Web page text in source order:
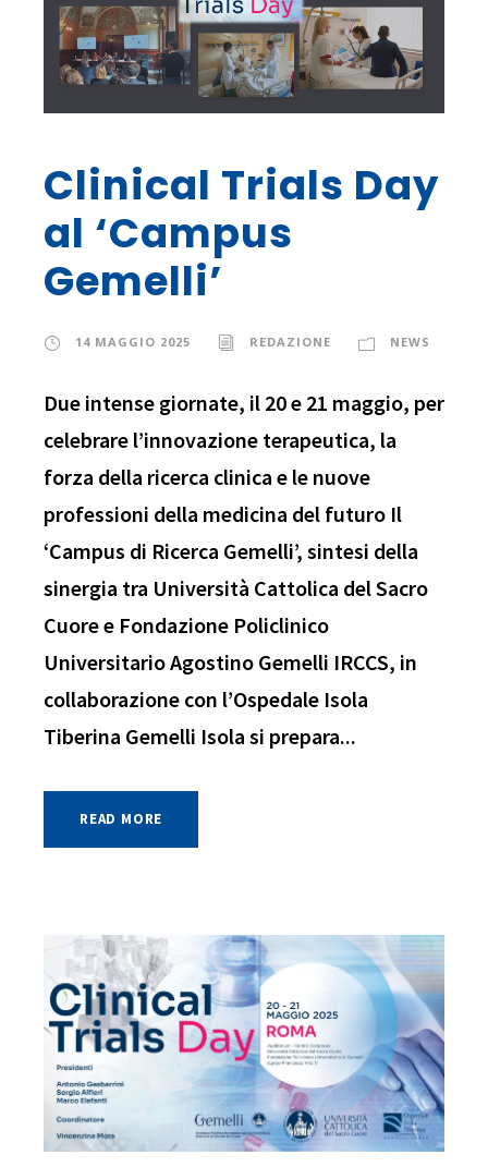
Clinical Trials Day
al ‘Campus
Gemelli’
14 MAGGIO 2025 REDAZIONE NEWS
Due intense giornate, il 20 e 21 maggio, per
celebrare l’innovazione terapeutica, la
forza della ricerca clinica e le nuove
professioni della medicina del futuro Il
‘Campus di Ricerca Gemelli’, sintesi della
sinergia tra Università Cattolica del Sacro
Cuore e Fondazione Policlinico
Universitario Agostino Gemelli IRCCS, in
collaborazione con l’Ospedale Isola
Tiberina Gemelli Isola si prepara...
READ MORE